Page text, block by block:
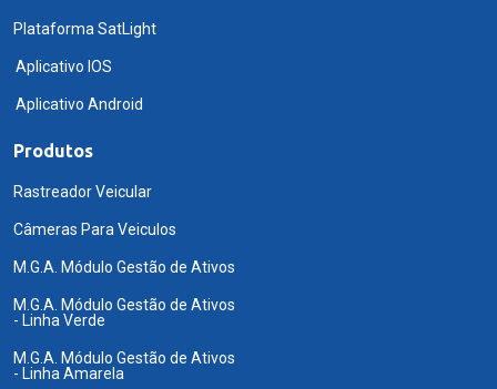
Plataforma SatLight
Aplicativo IOS
Aplicativo Android
Produtos
Rastreador Veicular
Câmeras Para Veiculos
M.G.A. Módulo Gestão de Ativos
M.G.A. Módulo Gestão de Ativos
- Linha Verde
M.G.A. Módulo Gestão de Ativos
- Linha Amarela